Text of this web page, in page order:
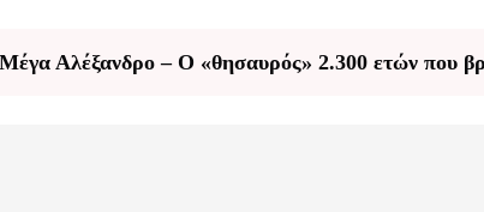
Αλέξανδρο – Ο «θησαυρός» 2.300 ετών που